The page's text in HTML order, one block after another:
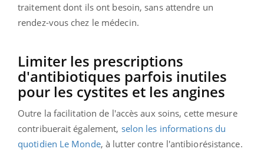
traitement dont ils ont besoin, sans attendre un
rendez-vous chez le médecin.
Limiter les prescriptions
d'antibiotiques parfois inutiles
pour les cystites et les angines
Outre la facilitation de l'accès aux soins, cette mesure
contribuerait également, selon les informations du
quotidien Le Monde, à lutter contre l'antibiorésistance.